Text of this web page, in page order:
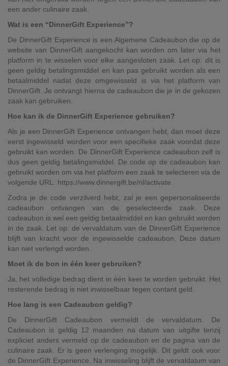
een ander culinaire zaak.
Wat is een “DinnerGift Experience”?
De DinnerGift Experience is een Algemene Cadeaubon die op de
website van DinnerGift aangekocht kan worden om later via het
platform in te wisselen voor elke aangesloten zaak. Let op: dit is
geen geldig betalingsmiddel en kan pas gebruikt worden als een
betaalmiddel nadat deze omgewisseld is via het platform van
DinnerGift. Je ontvangt hierna de cadeaubon die je in de gekozen
zaak kan gebruiken.
Hoe kan ik de DinnerGift Experience gebruiken?
Als je een DinnerGift Experience ontvangen hebt, dan moet deze
eerst ingewisseld worden voor een specifieke zaak voordat deze
gebruikt kan worden. De DinnerGift Experience cadeaubon zelf is
dus geen geldig betalingsmiddel. De code op de cadeaubon kan
gebruikt worden om via het platform een zaak te selecteren via de
volgende URL: https://www.dinnergift.be/nl/activate.
Zodra je de code verzilverd hebt, zal je een gepersonaliseerde
cadeaubon ontvangen van de geselecteerde zaak. Deze
cadeaubon is wel een geldig betaalmiddel en kan gebruikt worden
in de zaak. Let op: de vervaldatum van de DinnerGift Experience
blijft van kracht voor de ingewisselde cadeaubon. Deze datum
kan niet verlengd worden.
Moet ik de bon in één keer gebruiken?
Ja, het volledige bedrag dient in één keer te worden gebruikt. Het
resterende bedrag is niet inwisselbaar tegen contant geld.
Hoe lang is een Cadeaubon geldig?
De DinnerGift Cadeaubon vermeldt de vervaldatum. De
Cadeaubon is geldig 12 maanden na datum van uitgifte tenzij
expliciet anders vermeld op de cadeaubon en de pagina van de
culinaire zaak. Er is geen verlenging mogelijk. Dit geldt ook voor
de DinnerGift Experience. Na inwisseling blijft de vervaldatum van